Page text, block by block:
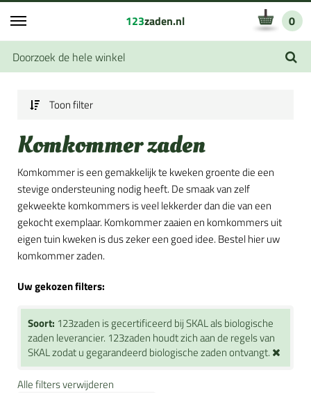
123zaden.nl 0
Toon filter
Komkommer zaden
Komkommer is een gemakkelijk te kweken groente die een
stevige ondersteuning nodig heeft. De smaak van zelf
gekweekte komkommers is veel lekkerder dan die van een
gekocht exemplaar. Komkommer zaaien en komkommers uit
eigen tuin kweken is dus zeker een goed idee. Bestel hier uw
komkommer zaden.
Uw gekozen filters:
Soort: 123zaden is gecertificeerd bij SKAL als biologische
zaden leverancier. 123zaden houdt zich aan de regels van
SKAL zodat u gegarandeerd biologische zaden ontvangt.
Alle filters verwijderen